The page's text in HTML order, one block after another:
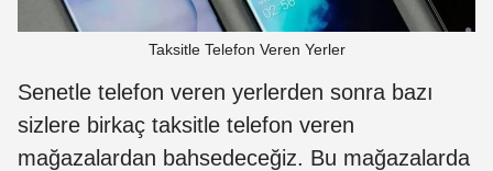
Taksitle Telefon Veren Yerler
Senetle telefon veren yerlerden sonra bazı
sizlere birkaç taksitle telefon veren
mağazalardan bahsedeceğiz. Bu mağazalarda